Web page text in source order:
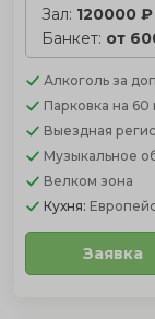
Зал: 120000 ₽
Банкет: от
Алкоголь за
Парковка на 60
Выездная
Музыкальное
Велком зона
Кухня:
Заявка